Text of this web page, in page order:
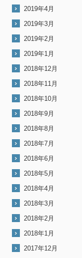
2019年4月
2019年3月
2019年2月
2019年1月
2018年12月
2018年11月
2018年10月
2018年9月
2018年8月
2018年7月
2018年6月
2018年5月
2018年4月
2018年3月
2018年2月
2018年1月
2017年12月